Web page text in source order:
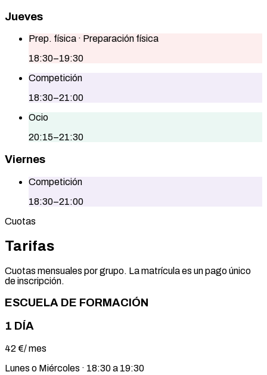
Jueves
Prep. física · Preparación física
18:30–19:30
Competición
18:30–21:00
Ocio
20:15–21:30
Viernes
Competición
18:30–21:00
Cuotas
Tarifas
Cuotas mensuales por grupo. La matrícula es un pago único
de inscripción.
ESCUELA DE FORMACIÓN
1 DÍA
42 €/ mes
Lunes o Miércoles · 18:30 a 19:30